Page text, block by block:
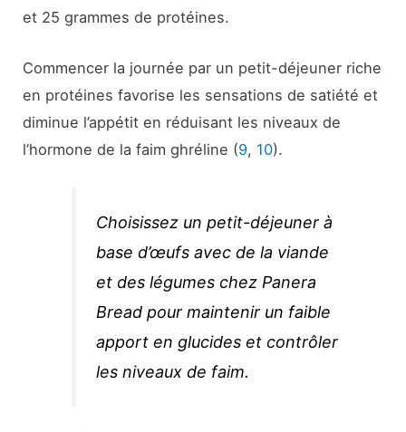
et 25 grammes de protéines.
Commencer la journée par un petit-déjeuner riche
en protéines favorise les sensations de satiété et
diminue l’appétit en réduisant les niveaux de
l’hormone de la faim ghréline (9, 10).
Choisissez un petit-déjeuner à
base d’œufs avec de la viande
et des légumes chez Panera
Bread pour maintenir un faible
apport en glucides et contrôler
les niveaux de faim.